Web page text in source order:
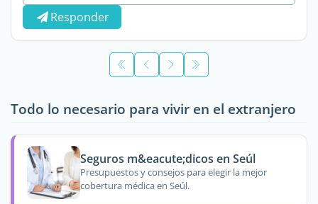
Responder
Todo lo necesario para vivir en el extranjero
Seguros m&eacute;dicos en Seúl
Presupuestos y consejos para elegir la mejor
cobertura médica en Seúl.